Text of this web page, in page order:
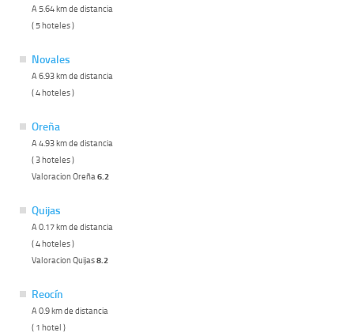
A 5.64 km de distancia
( 5 hoteles )
Novales
A 6.93 km de distancia
( 4 hoteles )
Oreña
A 4.93 km de distancia
( 3 hoteles )
Valoracion Oreña 6.2
Quijas
A 0.17 km de distancia
( 4 hoteles )
Valoracion Quijas8.2
Reocín
A 0.9 km de distancia
( 1 hotel )